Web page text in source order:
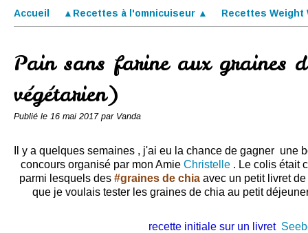
Accueil ▲Recettes à l'omnicuiseur ▲ Recettes Weight
Pain sans farine aux graines
végétarien)
Publié le 16 mai 2017 par Vanda
Il y a quelques semaines , j'ai eu la chance de gagner une
concours organisé par mon Amie Christelle. Le colis était
parmi lesquels des #graines de chia avec un petit livret
que je voulais tester les graines de chia au petit
recette initiale sur un livret